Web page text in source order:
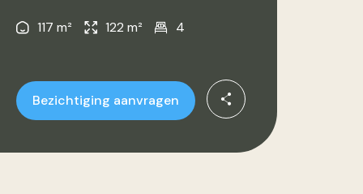
117 m² 122 m² 4
Bezichtiging aanvragen